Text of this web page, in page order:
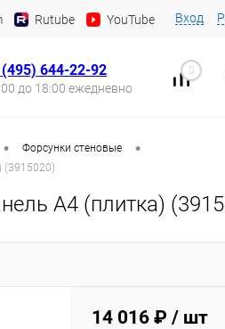
Rutube YouTube Вход
644-22-92
до 18:00 ежедневно
0
• Форсунки стеновые •
(3915020)
А4 (плитка)
14 016 ₽ / шт